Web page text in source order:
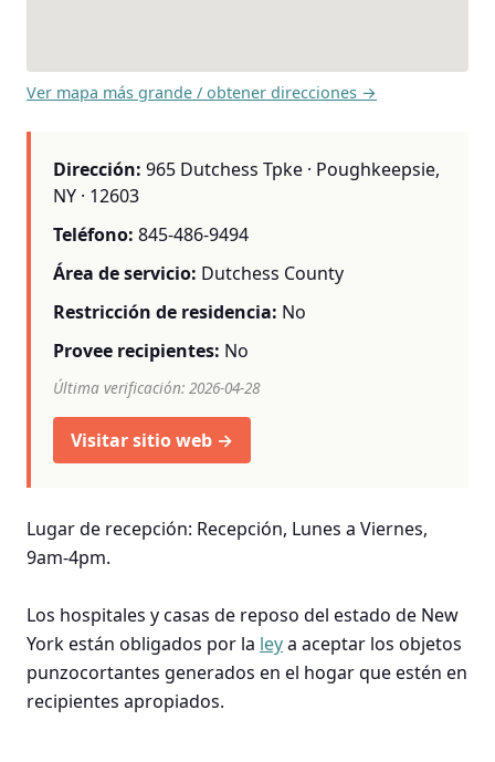
Ver mapa más grande / obtener direcciones →
Dirección: 965 Dutchess Tpke · Poughkeepsie,
NY · 12603
Teléfono: 845-486-9494
Área de servicio: Dutchess County
Restricción de residencia: No
Provee recipientes: No
Última verificación: 2026-04-28
Visitar sitio web →
Lugar de recepción: Recepción, Lunes a Viernes,
9am-4pm.
Los hospitales y casas de reposo del estado de New
York están obligados por la leya aceptar los objetos
punzocortantes generados en el hogar que estén en
recipientes apropiados.